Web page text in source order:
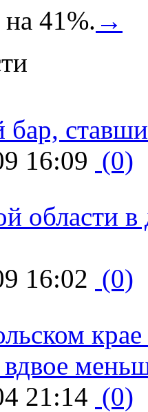
на 41%. →
бар,
16:09 (0)
области в
16:02 (0)
21:14 (0)